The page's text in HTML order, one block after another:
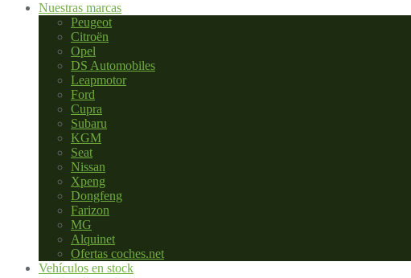
Nuestras marcas
Peugeot
Citroën
Opel
DS Automobiles
Leapmotor
Ford
Cupra
Subaru
KGM
Seat
Nissan
Xpeng
Dongfeng
Farizon
MG
Alquinet
Ofertas coches.net
Vehículos en stock